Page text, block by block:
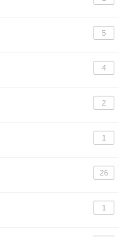
5
4
2
1
26
1